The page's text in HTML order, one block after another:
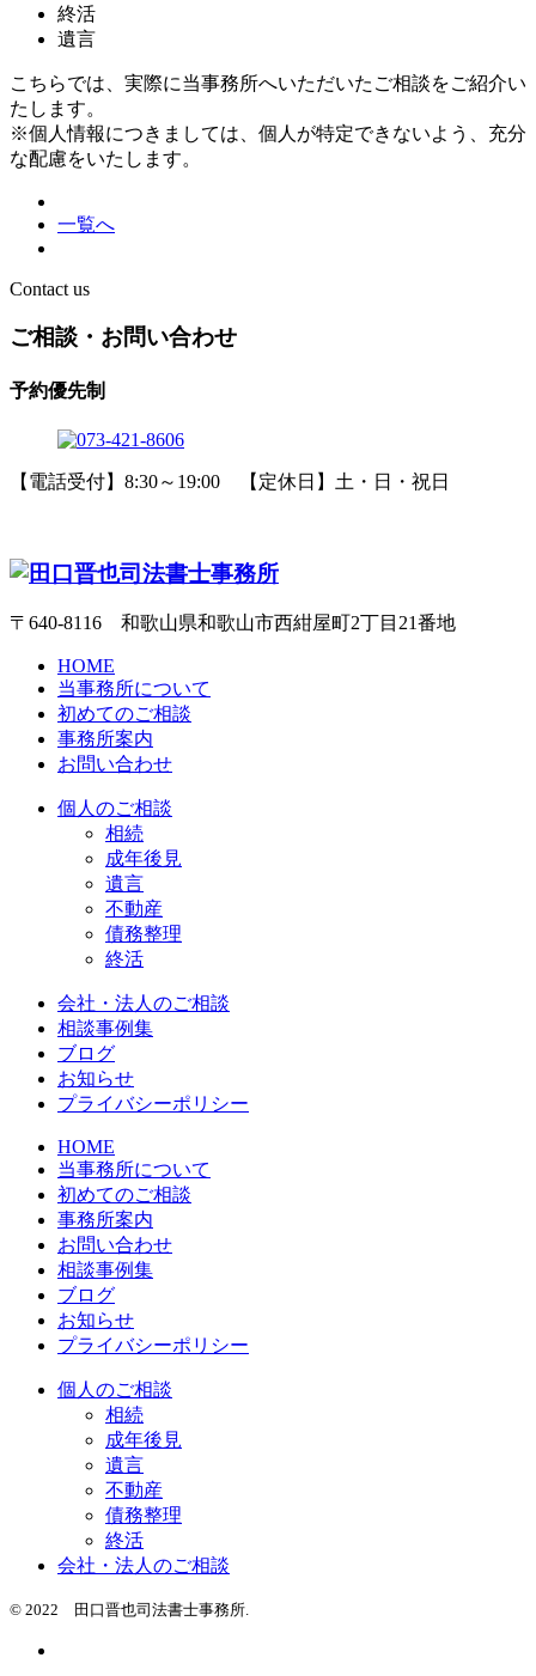
終活
遺言
こちらでは、実際に当事務所へいただいたご相談をご紹介い
たします。
※個人情報につきましては、個人が特定できないよう、充分
な配慮をいたします。
一覧へ
Contact us
ご相談・お問い合わせ
予約優先制
【電話受付】8:30～19:00 【定休日】土・日・祝日
〒640-8116 和歌山県和歌山市西紺屋町2丁目21番地
HOME
当事務所について
初めてのご相談
事務所案内
お問い合わせ
個人のご相談
相続
成年後見
遺言
不動産
債務整理
終活
会社・法人のご相談
相談事例集
ブログ
お知らせ
プライバシーポリシー
HOME
当事務所について
初めてのご相談
事務所案内
お問い合わせ
相談事例集
ブログ
お知らせ
プライバシーポリシー
個人のご相談
相続
成年後見
遺言
不動産
債務整理
終活
会社・法人のご相談
© 2022 田口晋也司法書士事務所.